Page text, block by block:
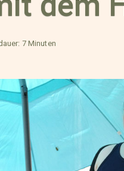
7 Minuten